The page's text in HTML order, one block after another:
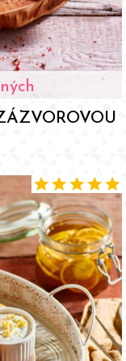
starstarstarstarstar